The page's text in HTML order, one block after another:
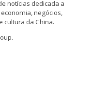
notícias dedicada a
negócios,
cultura da China.